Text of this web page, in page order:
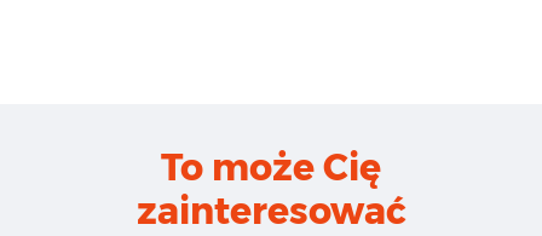
To może Cię
zainteresować